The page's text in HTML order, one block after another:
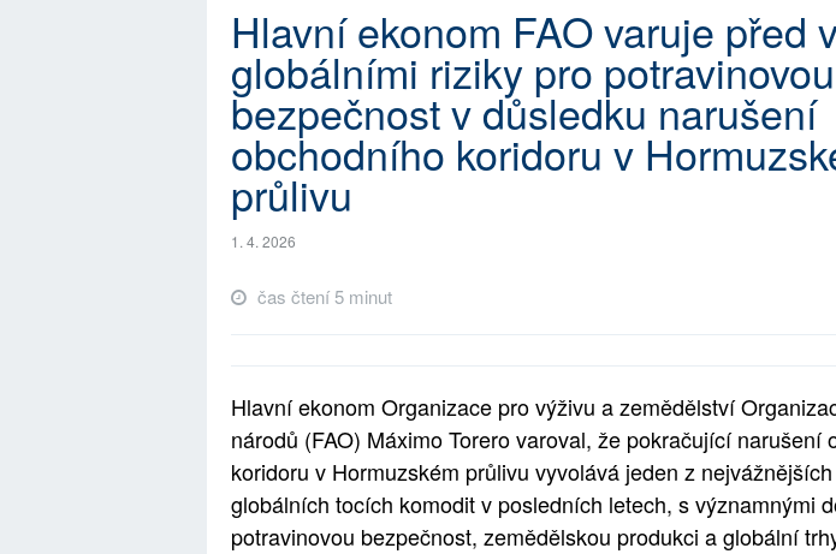
Hlavní ekonom FAO varuje před
globálními riziky pro potravinovou
bezpečnost v důsledku narušení
obchodního koridoru v
průlivu
1. 4. 2026
čas čtení 5 minut
Hlavní ekonom Organizace pro výživu a zemědělství
národů (FAO) Máximo Torero varoval, že pokračující narušení
koridoru v Hormuzském průlivu vyvolává jeden z
globálních tocích komodit v posledních letech, s významnými
potravinovou bezpečnost, zemědělskou produkci a globální